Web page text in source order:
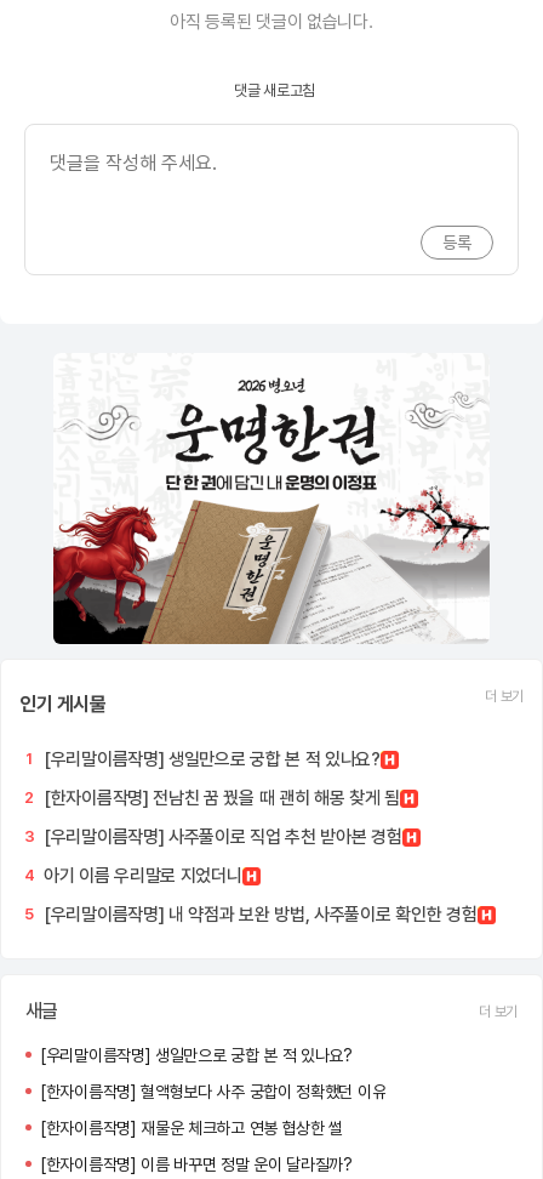
아직 등록된 댓글이 없습니다.
댓글 새로고침
인기 게시물 더 보기
1 [우리말이름작명] 생일만으로 궁합 본 적 있나요?
2 [한자이름작명] 전남친 꿈 꿨을 때 괜히 해몽 찾게 됨
3 [우리말이름작명] 사주풀이로 직업 추천 받아본 경험
4 아기 이름 우리말로 지었더니
5 [우리말이름작명] 내 약점과 보완 방법, 사주풀이로 확인한 경험
새글 더 보기
[우리말이름작명] 생일만으로 궁합 본 적 있나요?
[한자이름작명] 혈액형보다 사주 궁합이 정확했던 이유
[한자이름작명] 재물운 체크하고 연봉 협상한 썰
[한자이름작명] 이름 바꾸면 정말 운이 달라질까?